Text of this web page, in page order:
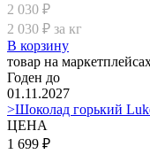
2 030 ₽
2 030 ₽ за кг
В корзину
товар на
Годен до
01.11.2027
>Шоколад горький
ЦЕНА
1 699 ₽